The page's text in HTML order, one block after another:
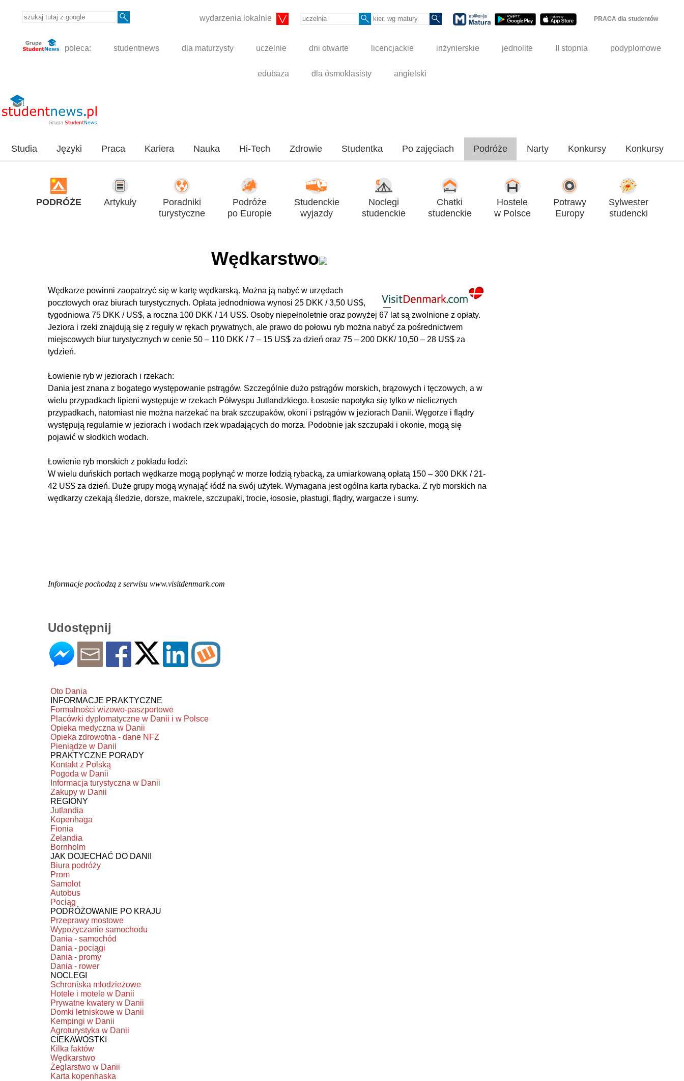
wydarzenia lokalnie PRACA dla studentów
poleca: studentnews dla maturzysty uczelnie dni otwarte licencjackie inżynierskie jednolite II stopnia podyplomowe
edubaza dla ósmoklasisty angielski
Studia Języki Praca Kariera Nauka Hi-Tech Zdrowie Studentka Po zajęciach Podróże Narty Konkursy Konkursy
PODRÓŻE Artykuły
Poradniki
turystyczne
Podróże
po Europie
Studenckie
wyjazdy
Noclegi
studenckie
Chatki
studenckie
Hostele
w Polsce
Potrawy
Europy
Sylwester
studencki
Wędkarstwo
Wędkarze powinni zaopatrzyć się w kartę wędkarską. Można ją nabyć w urzędach
pocztowych oraz biurach turystycznych. Opłata jednodniowa wynosi 25 DKK / 3,50 US$,
tygodniowa 75 DKK / US$, a roczna 100 DKK / 14 US$. Osoby niepełnoletnie oraz powyżej 67 lat są zwolnione z opłaty.
Jeziora i rzeki znajdują się z reguły w rękach prywatnych, ale prawo do połowu ryb można nabyć za pośrednictwem
miejscowych biur turystycznych w cenie 50 – 110 DKK / 7 – 15 US$ za dzień oraz 75 – 200 DKK/ 10,50 – 28 US$ za
tydzień.
Łowienie ryb w jeziorach i rzekach:
Dania jest znana z bogatego występowanie pstrągów. Szczególnie dużo pstrągów morskich, brązowych i tęczowych, a w
wielu przypadkach lipieni występuje w rzekach Półwyspu Jutlandzkiego. Łososie napotyka się tylko w nielicznych
przypadkach, natomiast nie można narzekać na brak szczupaków, okoni i pstrągów w jeziorach Danii. Węgorze i flądry
występują regularnie w jeziorach i wodach rzek wpadających do morza. Podobnie jak szczupaki i okonie, mogą się
pojawić w słodkich wodach.
Łowienie ryb morskich z pokładu łodzi:
W wielu duńskich portach wędkarze mogą popłynąć w morze łodzią rybacką, za umiarkowaną opłatą 150 – 300 DKK / 21-
42 US$ za dzień. Duże grupy mogą wynająć łódź na swój użytek. Wymagana jest ogólna karta rybacka. Z ryb morskich na
wędkarzy czekają śledzie, dorsze, makrele, szczupaki, trocie, łososie, płastugi, flądry, wargacze i sumy.
Informacje pochodzą z serwisu www.visitdenmark.com
Udostępnij
Oto Dania
INFORMACJE PRAKTYCZNE
Formalności wizowo-paszportowe
Placówki dyplomatyczne w Danii i w Polsce
Opieka medyczna w Danii
Opieka zdrowotna - dane NFZ
Pieniądze w Danii
PRAKTYCZNE PORADY
Kontakt z Polską
Pogoda w Danii
Informacja turystyczna w Danii
Zakupy w Danii
REGIONY
Jutlandia
Kopenhaga
Fionia
Zelandia
Bornholm
JAK DOJECHAĆ DO DANII
Biura podróży
Prom
Samolot
Autobus
Pociąg
PODRÓŻOWANIE PO KRAJU
Przeprawy mostowe
Wypożyczanie samochodu
Dania - samochód
Dania - pociągi
Dania - promy
Dania - rower
NOCLEGI
Schroniska młodzieżowe
Hotele i motele w Danii
Prywatne kwatery w Danii
Domki letniskowe w Danii
Kempingi w Danii
Agroturystyka w Danii
CIEKAWOSTKI
Kilka faktów
Wędkarstwo
Żeglarstwo w Danii
Karta kopenhaska